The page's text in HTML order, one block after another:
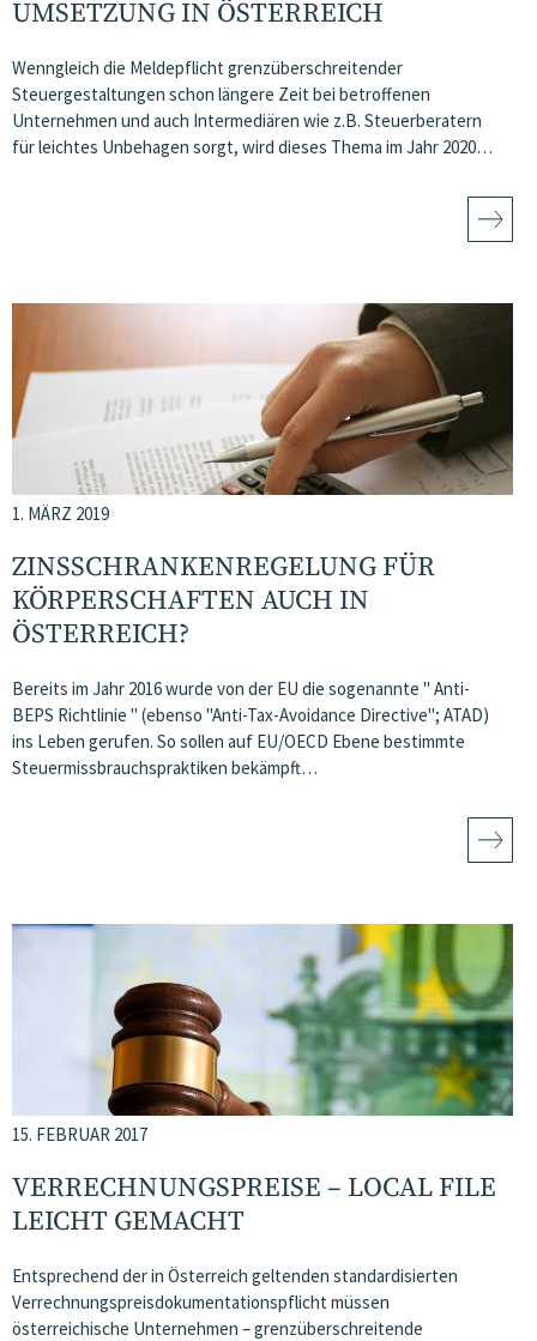
UMSETZUNG IN ÖSTERREICH
Wenngleich die Meldepflicht grenzüberschreitender
Steuergestaltungen schon längere Zeit bei betroffenen
Unternehmen und auch Intermediären wie z.B. Steuerberatern
für leichtes Unbehagen sorgt, wird dieses Thema im Jahr 2020…
1. MÄRZ 2019
ZINSSCHRANKENREGELUNG FÜR
KÖRPERSCHAFTEN AUCH IN
ÖSTERREICH?
Bereits im Jahr 2016 wurde von der EU die sogenannte " Anti-
BEPS Richtlinie " (ebenso "Anti-Tax-Avoidance Directive"; ATAD)
ins Leben gerufen. So sollen auf EU/OECD Ebene bestimmte
Steuermissbrauchspraktiken bekämpft…
15. FEBRUAR 2017
VERRECHNUNGSPREISE – LOCAL FILE
LEICHT GEMACHT
Entsprechend der in Österreich geltenden standardisierten
Verrechnungspreisdokumentationspflicht müssen
österreichische Unternehmen – grenzüberschreitende